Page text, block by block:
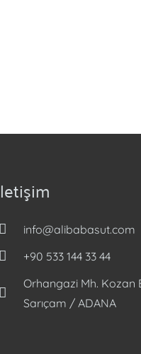
info@alibabasut.com
+90 533 144 33 44
Orhangazi Mh. Kozan
Sarıçam / ADANA